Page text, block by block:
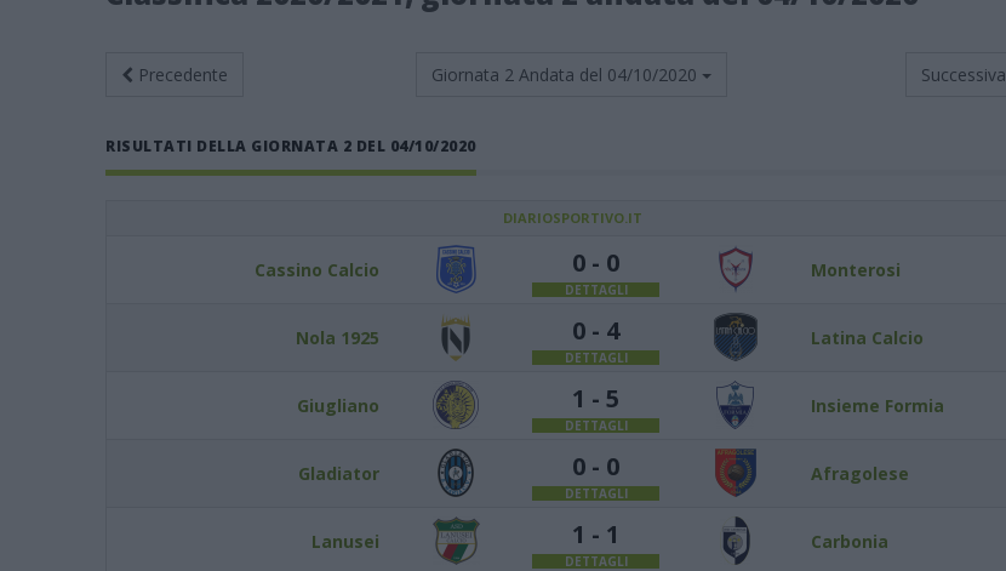
Precedente Giornata 2 Andata del 04/10/2020 Successiva
RISULTATI DELLA GIORNATA 2 DEL 04/10/2020
DIARIOSPORTIVO.IT
Cassino Calcio 0 - 0
DETTAGLI
Monterosi
Nola 1925 0 - 4
DETTAGLI
Latina Calcio
Giugliano 1 - 5
DETTAGLI
Insieme Formia
Gladiator 0 - 0
DETTAGLI
Afragolese
Lanusei 1 - 1
DETTAGLI
Carbonia